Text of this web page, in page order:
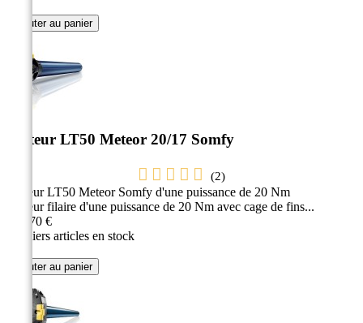
Ajouter au panier
Moteur LT50 Meteor 20/17 Somfy
(2)
Moteur LT50 Meteor Somfy d'une puissance de 20 Nm
Moteur filaire d'une puissance de 20 Nm avec cage de fins...
187,70 €
Derniers articles en stock
Ajouter au panier